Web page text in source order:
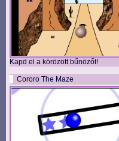
Kapd el a körözött bűnözőt!
Cororo The Maze